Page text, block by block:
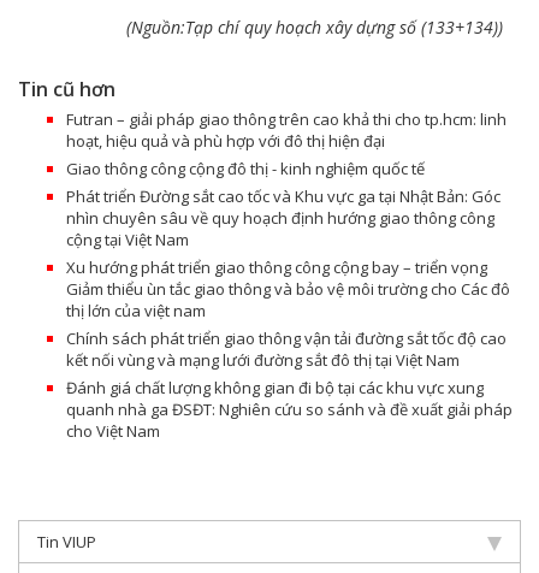
(Nguồn:Tạp chí quy hoạch xây dựng số (133+134))
Tin cũ hơn
Futran – giải pháp giao thông trên cao khả thi cho tp.hcm: linh
hoạt, hiệu quả và phù hợp với đô thị hiện đại
Giao thông công cộng đô thị - kinh nghiệm quốc tế
Phát triển Đường sắt cao tốc và Khu vực ga tại Nhật Bản: Góc
nhìn chuyên sâu về quy hoạch định hướng giao thông công
cộng tại Việt Nam
Xu hướng phát triển giao thông công cộng bay – triển vọng
Giảm thiểu ùn tắc giao thông và bảo vệ môi trường cho Các đô
thị lớn của việt nam
Chính sách phát triển giao thông vận tải đường sắt tốc độ cao
kết nối vùng và mạng lưới đường sắt đô thị tại Việt Nam
Đánh giá chất lượng không gian đi bộ tại các khu vực xung
quanh nhà ga ĐSĐT: Nghiên cứu so sánh và đề xuất giải pháp
cho Việt Nam
Tin VIUP